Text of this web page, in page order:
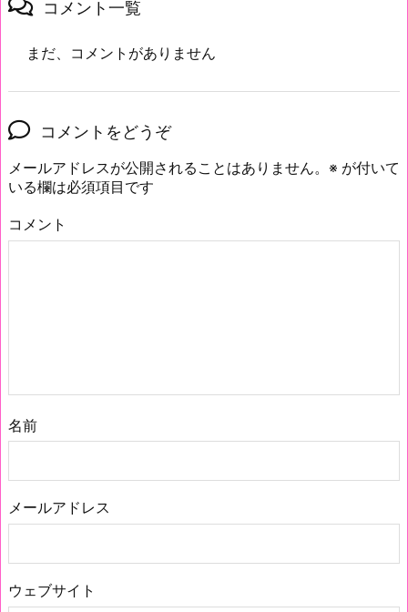
コメント一覧
まだ、コメントがありません
コメントをどうぞ
メールアドレスが公開されることはありません。 ※ が付いて
いる欄は必須項目です
コメント
名前
メールアドレス
ウェブサイト